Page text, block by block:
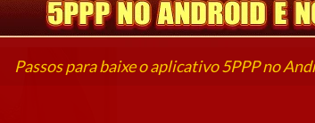
Passos para baixe o aplicativo 5PPP no